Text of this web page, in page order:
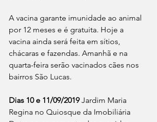
A vacina garante imunidade ao animal
por 12 meses e é gratuita. Hoje a
vacina ainda será feita em sítios,
chácaras e fazendas. Amanhã e na
quarta-feira serão vacinados cães nos
bairros São Lucas.
Dias 10 e 11/09/2019 Jardim Maria
Regina no Quiosque da Imobiliária